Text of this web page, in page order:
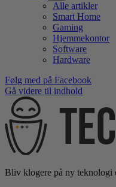
Alle artikler
Smart Home
Gaming
Hjemmekontor
Software
Hardware
Følg med på Facebook
Gå videre til indhold
Bliv klogere på ny teknologi